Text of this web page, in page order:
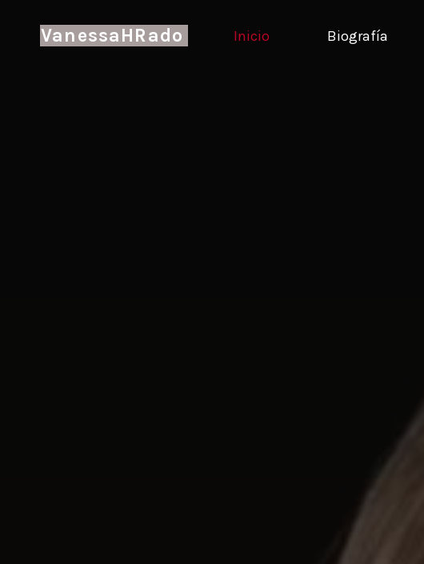
VanessaHRado Inicio Biografía